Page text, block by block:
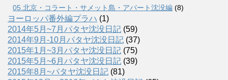
05.北京・コラート・サメット島・アパート沈没編 (8)
ヨーロッパ番外編プラハ (1)
2014年5月~7月パタヤ沈没日記 (59)
2014年9月-10月パタヤ沈没日記 (37)
2015年1月~3月パタヤ沈没日記 (75)
2015年5月~6月パタヤ沈没日記 (39)
2015年8月~パタヤ沈没日記 (81)